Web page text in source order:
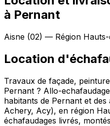
à Pernant
Aisne (02) — Région
Location
Travaux de façade,
Pernant ? Allo-
habitants de Pernant et
Achery, Acy), en région
échafaudages livrés,